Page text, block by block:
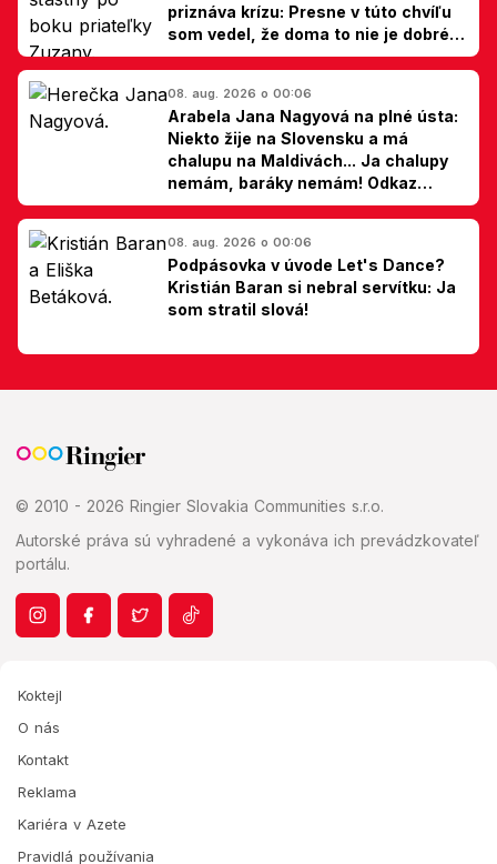
priznáva krízu: Presne v túto chvíľu
som vedel, že doma to nie je dobré,
hovorí Milan Ondrík
08. aug. 2026 o 00:06
Arabela Jana Nagyová na plné ústa:
Niekto žije na Slovensku a má
chalupu na Maldivách... Ja chalupy
nemám, baráky nemám! Odkaz
Slovákom
08. aug. 2026 o 00:06
Podpásovka v úvode Let's Dance?
Kristián Baran si nebral servítku: Ja
som stratil slová!
© 2010 - 2026 Ringier Slovakia Communities s.r.o.
Autorské práva sú vyhradené a vykonáva ich prevádzkovateľ
portálu.
Koktejl
O nás
Kontakt
Reklama
Kariéra v Azete
Pravidlá používania